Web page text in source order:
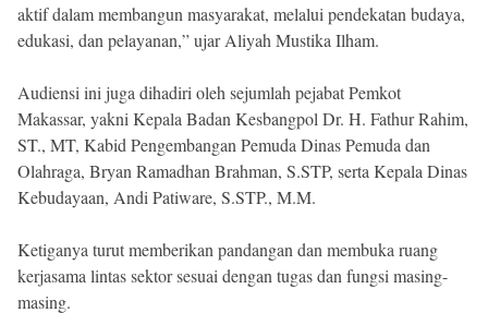
aktif dalam membangun masyarakat, melalui pendekatan budaya,
edukasi, dan pelayanan,” ujar Aliyah Mustika Ilham.
Audiensi ini juga dihadiri oleh sejumlah pejabat Pemkot
Makassar, yakni Kepala Badan Kesbangpol Dr. H. Fathur Rahim,
ST., MT, Kabid Pengembangan Pemuda Dinas Pemuda dan
Olahraga, Bryan Ramadhan Brahman, S.STP, serta Kepala Dinas
Kebudayaan, Andi Patiware, S.STP., M.M.
Ketiganya turut memberikan pandangan dan membuka ruang
kerjasama lintas sektor sesuai dengan tugas dan fungsi masing-
masing.